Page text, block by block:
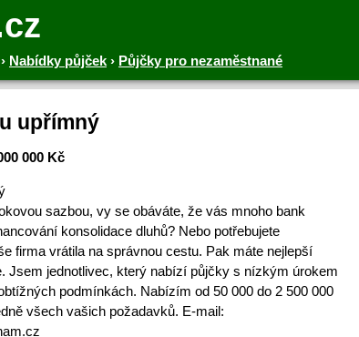
Nabídky půjček › Půjčky pro nezaměstnané
upřímný
000 Kč
sazbou, vy se obáváte, že vás mnoho bank
konsolidace dluhů? Nebo potřebujete
firma vrátila na správnou cestu. Pak máte nejlepší
Jsem jednotlivec, který nabízí půjčky s nízkým úrokem
podmínkách. Nabízím od 50 000 do 2 500 000
všech vašich požadavků. E-mail: